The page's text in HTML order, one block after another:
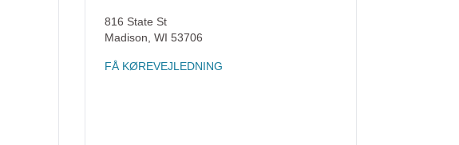
816 State St
Madison WI 53706
FÅ KØREVEJLEDNING